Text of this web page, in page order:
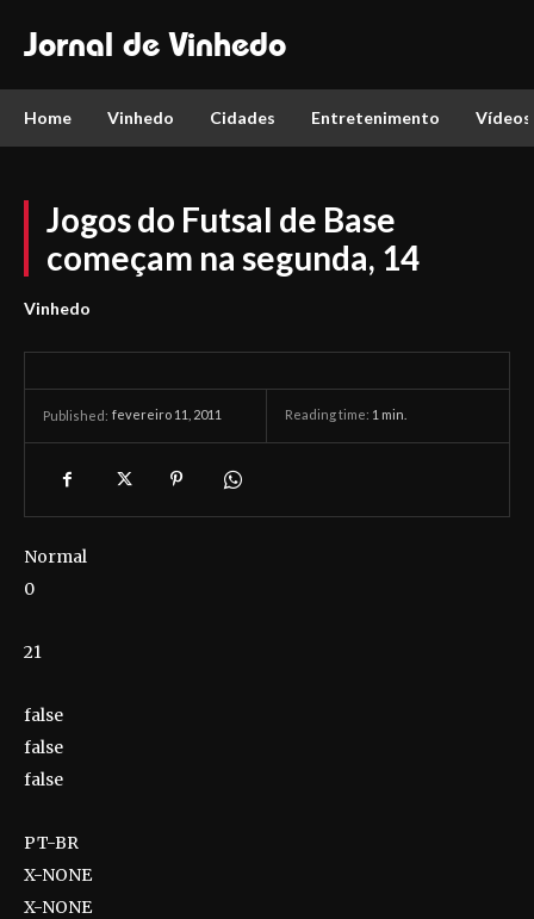
Jornal de Vinhedo
Home Vinhedo Cidades Entretenimento Vídeos
Jogos do Futsal de Base
começam na segunda, 14
Vinhedo
Published: fevereiro 11, 2011 Reading time: 1 min.
Normal
0
21
false
false
false
PT-BR
X-NONE
X-NONE